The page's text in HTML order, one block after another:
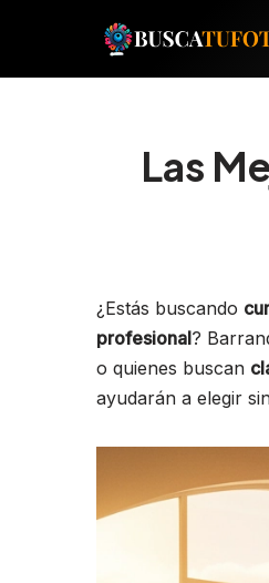
Las
¿Estás buscando
profesional?
o quienes buscan
ayudarán a elegir